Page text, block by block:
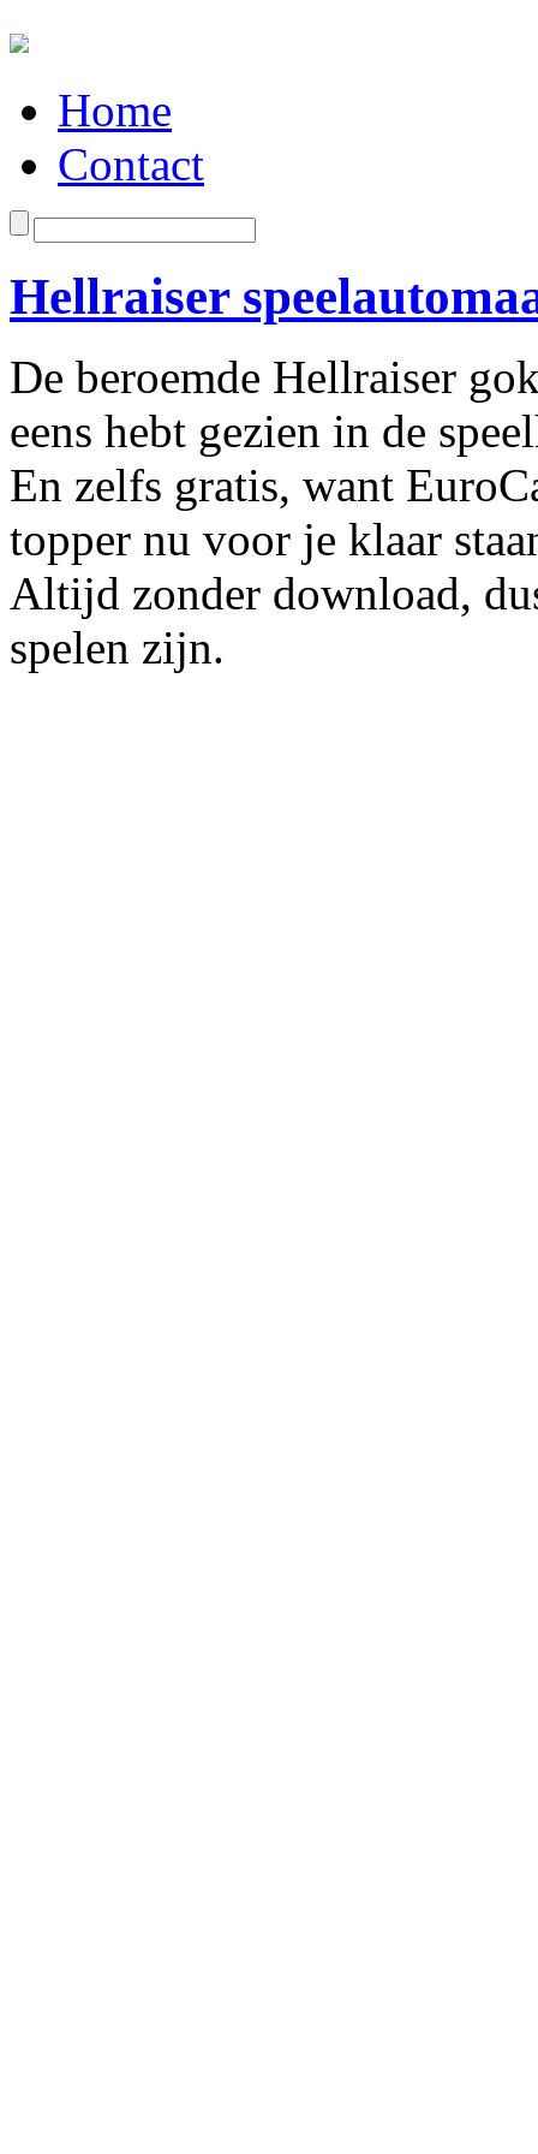
Home
Contact
Hellraiser
De beroemde Hellraiser
eens hebt gezien in de
En zelfs gratis, want
topper nu voor je klaar
Altijd zonder download,
spelen zijn.